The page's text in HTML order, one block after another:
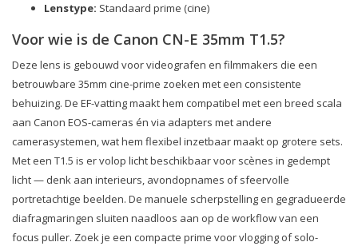
Lenstype: Standaard prime (cine)
Voor wie is de Canon CN-E 35mm T1.5?
Deze lens is gebouwd voor videografen en filmmakers die een
betrouwbare 35mm cine-prime zoeken met een consistente
behuizing. De EF-vatting maakt hem compatibel met een breed scala
aan Canon EOS-cameras én via adapters met andere
camerasystemen, wat hem flexibel inzetbaar maakt op grotere sets.
Met een T1.5 is er volop licht beschikbaar voor scènes in gedempt
licht — denk aan interieurs, avondopnames of sfeervolle
portretachtige beelden. De manuele scherpstelling en gegradueerde
diafragmaringen sluiten naadloos aan op de workflow van een
focus puller. Zoek je een compacte prime voor vlogging of solo-